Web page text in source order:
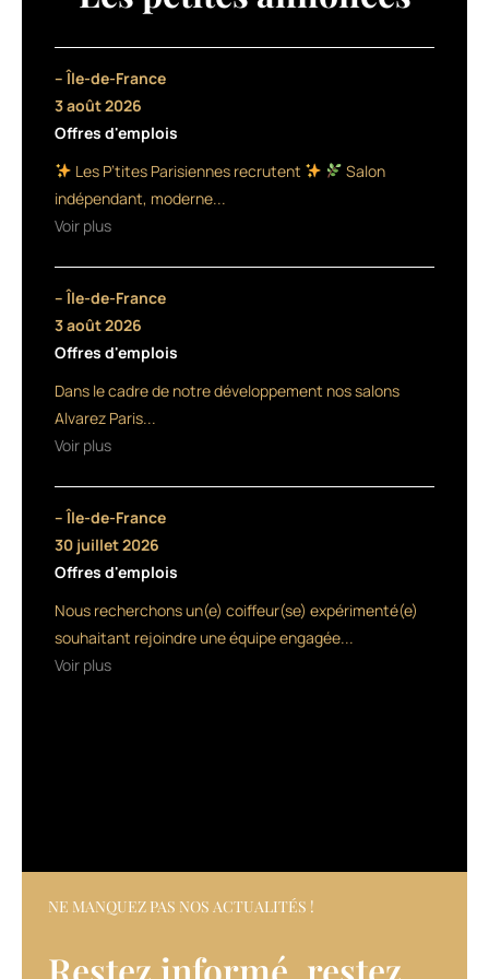
lance
opération
caritative
coloration.
Ainsi,
novembre
pour
chaque
prestation
salons
participants,
euro
reversé
l’école
client
pourra,
également,
cette
– Île-de-France
3 août 2026
Offres d'emplois
Les P’tites Parisiennes recrutent
Salon
indépendant, moderne...
Voir plus
– Île-de-France
3 août 2026
Offres d'emplois
Dans le cadre de notre développement nos salons
Alvarez Paris...
Voir plus
– Île-de-France
30 juillet 2026
Offres d'emplois
Nous recherchons un(e) coiffeur(se) expérimenté(e)
souhaitant rejoindre une équipe engagée...
Voir plus
NE MANQUEZ PAS NOS ACTUALITÉS !